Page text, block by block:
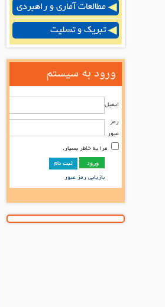
مطالعات آماری و راهبردی
تبریک و تسلیت
ورود به سیستم
ایمیل
رمز
عبور
مرا به خاطر بسپار.
ثبت نام
بازیابی رمز عبور